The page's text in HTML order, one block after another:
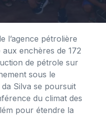
l’agence pétrolière
enchères de 172
de pétrole sur
sous le
Silva se poursuit
du climat des
pour étendre la